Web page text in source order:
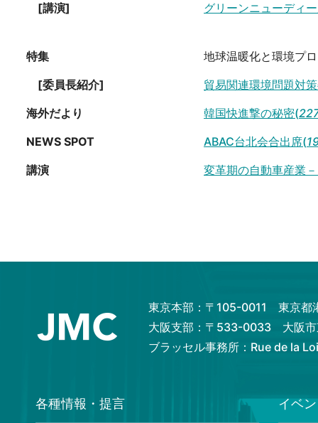
[講演] グリーンニューディ
特集
地球温暖化と環境プ
[委員長紹介]
貿易関連環境問題対
海外だより
韓国快進撃の秘密(
NEWS SPOT
ABAC台北会合出席(
講演
変革期の自動車産業
東京本部：〒105-0011 東京都
大阪支部：〒533-0033 大阪市
ブラッセル事務所：Rue de la
各種情報・提言 イベ